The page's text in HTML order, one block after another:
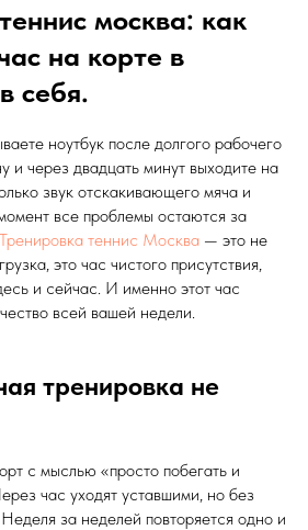
москва: как
на корте в
себя.
ноутбук после долгого рабочего
и через двадцать минут выходите на
звук отскакивающего мяча и
все проблемы остаются за
Тренировка теннис Москва — это не
это час чистого присутствия,
и сейчас. И именно этот час
всей вашей недели.
тренировка не
с мыслью «просто побегать и
час уходят уставшими, но без
за неделей повторяется одно и